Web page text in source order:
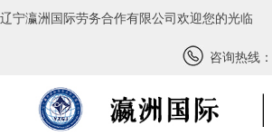
辽宁瀛洲国际劳务合作有限公司欢迎您的光临
咨询热线：